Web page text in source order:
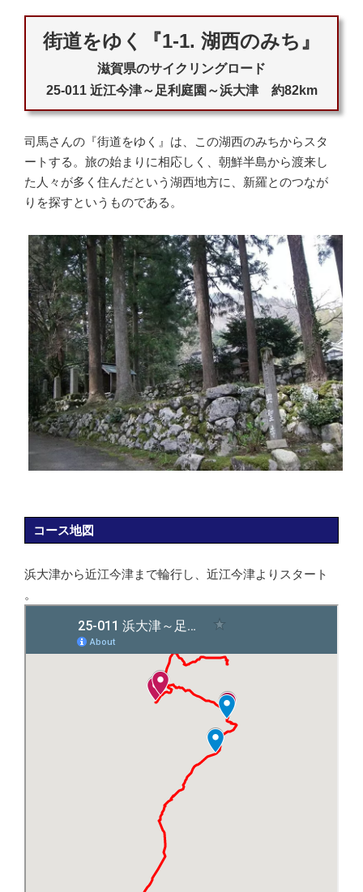
を
見
行
く"
の
街道をゆく『1-1. 湖西のみち』
滋賀県のサイクリングロード
25-011 近江今津～足利庭園～浜大津 約82km
司馬さんの『街道をゆく』は、この湖西のみちからスタ
ートする。旅の始まりに相応しく、朝鮮半島から渡来し
た人々が多く住んだという湖西地方に、新羅とのつなが
りを探すというものである。
コース地図
浜大津から近江今津まで輪行し、近江今津よりスタート
。